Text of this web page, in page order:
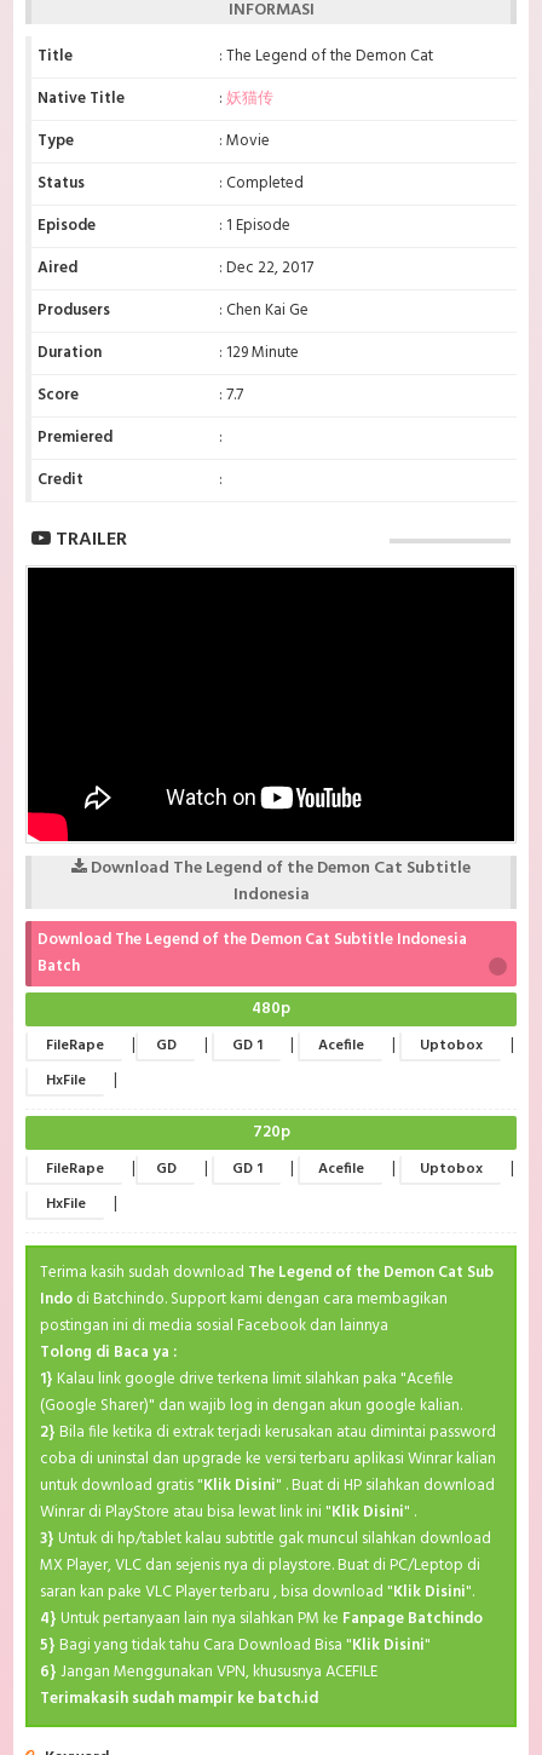
INFORMASI
Title
: The Legend of the Demon Cat
Native Title
:妖猫传
Type
: Movie
Status
: Completed
Episode
: 1 Episode
Aired
: Dec 22, 2017
Produsers
: Chen Kai Ge
Duration
: 129 Minute
Score
: 7.7
Premiered
:
Credit
:
TRAILER
Download The Legend of the Demon Cat Subtitle
Indonesia
Download The Legend of the Demon Cat Subtitle Indonesia
Batch
480p
FileRape | GD | GD 1 | Acefile | Uptobox |
HxFile |
720p
FileRape | GD | GD 1 | Acefile | Uptobox |
HxFile |
Terima kasih sudah download The Legend of the Demon Cat Sub
Indodi Batchindo. Support kami dengan cara membagikan
postingan ini di media sosial Facebook dan lainnya
Tolong di Baca ya :
1} Kalau link google drive terkena limit silahkan paka "Acefile
(Google Sharer)" dan wajib log in dengan akun google kalian.
2} Bila file ketika di extrak terjadi kerusakan atau dimintai password
coba di uninstal dan upgrade ke versi terbaru aplikasi Winrar kalian
untuk download gratis "Klik Disini" . Buat di HP silahkan download
Winrar di PlayStore atau bisa lewat link ini "Klik Disini" .
3} Untuk di hp/tablet kalau subtitle gak muncul silahkan download
MX Player, VLC dan sejenis nya di playstore. Buat di PC/Leptop di
saran kan pake VLC Player terbaru , bisa download "Klik Disini".
4} Untuk pertanyaan lain nya silahkan PM ke Fanpage Batchindo
5} Bagi yang tidak tahu Cara Download Bisa "Klik Disini"
6}Jangan Menggunakan VPN, khususnya ACEFILE
Terimakasih sudah mampir ke batch.id